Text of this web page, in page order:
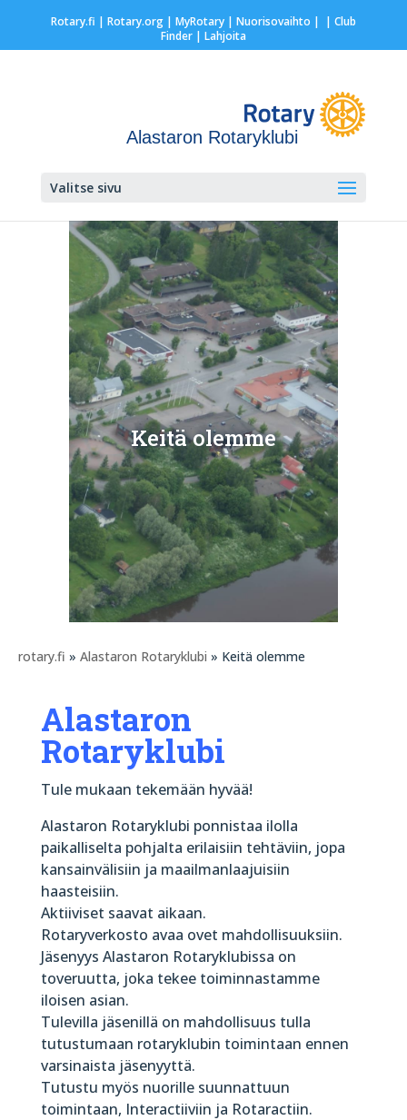
Rotary.fi | Rotary.org| MyRotary | Nuorisovaihto | | Club
Finder| Lahjoita
Alastaron Rotaryklubi
Valitse sivu
Keitä olemme
rotary.fi » Alastaron Rotaryklubi » Keitä olemme
Alastaron
Rotaryklubi
Tule mukaan tekemään hyvää!
Alastaron Rotaryklubi ponnistaa ilolla
paikalliselta pohjalta erilaisiin tehtäviin, jopa
kansainvälisiin ja maailmanlaajuisiin
haasteisiin.
Aktiiviset saavat aikaan.
Rotaryverkosto avaa ovet mahdollisuuksiin.
Jäsenyys Alastaron Rotaryklubissa on
toveruutta, joka tekee toiminnastamme
iloisen asian.
Tulevilla jäsenillä on mahdollisuus tulla
tutustumaan rotaryklubin toimintaan ennen
varsinaista jäsenyyttä.
Tutustu myös nuorille suunnattuun
toimintaan, Interactiiviin ja Rotaractiin.